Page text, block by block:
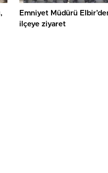
Emniyet Müdürü
ilçeye ziyaret